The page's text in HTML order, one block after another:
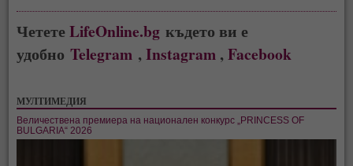
ЧететеLifeOnline.bg където ви е
удобноTelegram ,Instagram ,Facebook
МУЛТИМЕДИЯ
Величествена премиера на национален конкурс „PRINCESS OF
BULGARIA“ 2026